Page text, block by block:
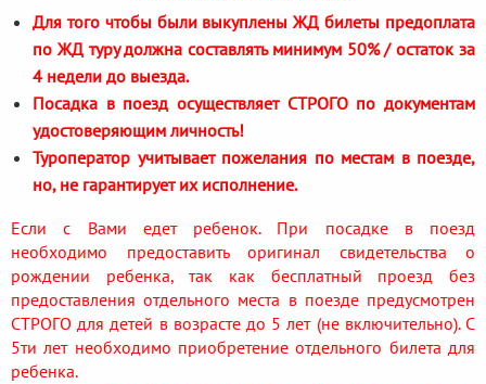
Для того чтобы были выкуплены ЖД билеты предоплата
по ЖД туру должна составлять минимум 50% / остаток за
4 недели до выезда.
Посадка в поезд осуществляет СТРОГО по документам
удостоверяющим личность!
Туроператор учитывает пожелания по местам в поезде,
но, не гарантирует их исполнение.
Если с Вами едет ребенок. При посадке в поезд
необходимо предоставить оригинал свидетельства о
рождении ребенка, так как бесплатный проезд без
предоставления отдельного места в поезде предусмотрен
СТРОГО для детей в возрасте до 5 лет (не включительно). С
5ти лет необходимо приобретение отдельного билета для
ребенка.